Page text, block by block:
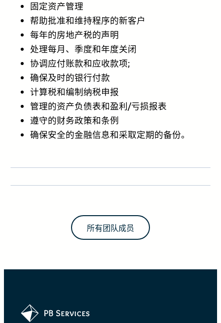
固定资产管理
帮助批准和维持程序的新客户
每年的房地产税的声明
处理每月、季度和年度关闭
协调应付账款和应收款项;
确保及时的银行付款
计算税和编制纳税申报
管理的资产负债表和盈利/亏损报表
遵守的财务政策和条例
确保安全的金融信息和采取定期的备份。
所有团队成员